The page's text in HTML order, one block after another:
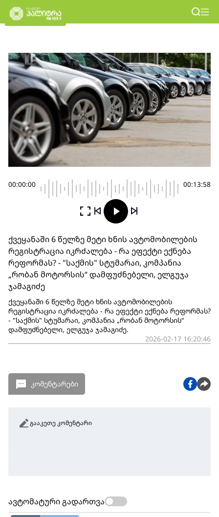
00:00:00 00:13:58
ქვეყანაში 6 წელზე მეტი ხნის ავტომობილების
რეგისტრაცია იკრძალება - რა ეფექტი ექნება
რეფორმას? - "საქმის" სტუმარაი, კომპანია
„რობან მოტორსის“ დამფუძნებელი, ელგუჯა
ჯამაგიძე
ქვეყანაში 6 წელზე მეტი ხნის ავტომობილების
რეგისტრაცია იკრძალება - რა ეფექტი ექნება რეფორმას?
- "საქმის" სტუმარაი, კომპანია „რობან მოტორსის“
დამფუძნებელი, ელგუჯა ჯამაგიძე.
2026-02-17 16:20:46
კომენტარები
გააკეთე კომენტარი
ავტომატური გადართვა